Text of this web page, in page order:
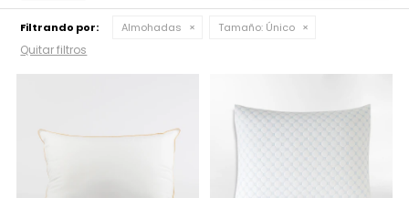
Filtrando por: Almohadas Tamaño: Único
Quitar filtros